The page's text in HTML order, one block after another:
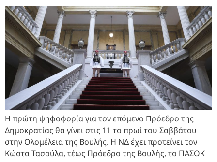
Η πρώτη ψηφοφορία για τον επόμενο Πρόεδρο της
Δημοκρατίας θα γίνει στις 11 το πρωί του Σαββάτου
στην Ολομέλεια της Βουλής. Η ΝΔ έχει προτείνει τον
Κώστα Τασούλα, τέως Πρόεδρο της Βουλής, το ΠΑΣΟΚ